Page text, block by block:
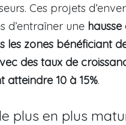
Ces projets
d’entraîner une
les zones bénéficiant
des taux de
atteindre 10 à 15%.
plus en plus